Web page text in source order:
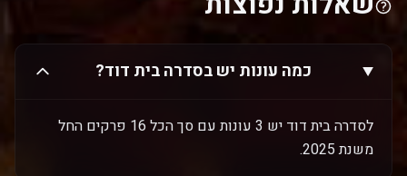
כמה עונות יש בסדרה בית דוד?
לסדרה בית דוד יש 3 עונות עם סך הכל 16 פרקים החל
משנת 2025.